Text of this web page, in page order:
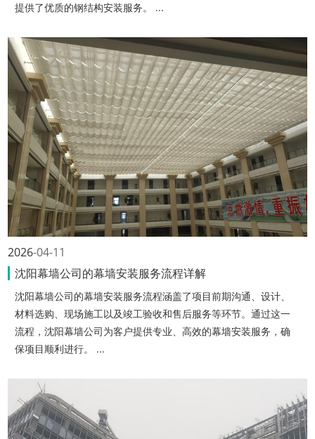
提供了优质的钢结构安装服务。 ...
04-11
2026
沈阳幕墙公司的幕墙安装服务流程详解
沈阳幕墙公司的幕墙安装服务流程涵盖了项目前期沟通、设计、
材料选购、现场施工以及竣工验收和售后服务等环节。通过这一
流程，沈阳幕墙公司为客户提供专业、高效的幕墙安装服务，确
保项目顺利进行。 ...